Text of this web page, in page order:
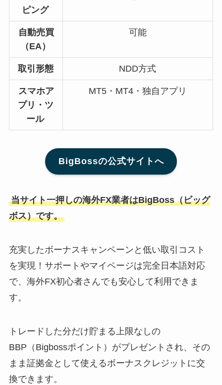
ピング
自動売買
（EA）
可能
取引形態 NDD方式
スマホア
プリ・ツ
ール
MT5・MT4・独自アプリ
BigBossの公式サイトへ
当サイト一押しの海外FX業者はBigBoss（ビッグ
ボス）です。
充実したボーナスキャンペーンと低い取引コスト
を実現！サポートやマイページは完全日本語対応
で、海外FX初心者さんでも安心して利用できま
す。
トレードした分だけ貯まる上限なしの
BBP（Bigbossポイント）がプレゼントされ、その
まま証拠金として使えるボーナスクレジットに交
換できます。